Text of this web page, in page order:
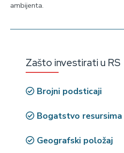
ambijenta.
Zašto investirati u RS
Brojni podsticaji
Bogatstvo resursima
Geografski položaj